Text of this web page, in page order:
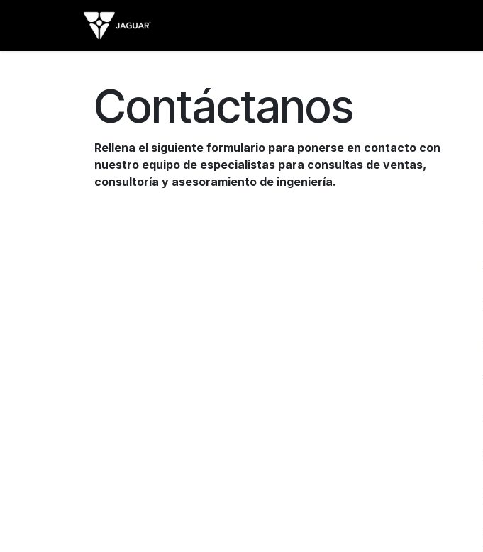
Contáctanos
Rellena el siguiente formulario para ponerse en contacto con
nuestro equipo de especialistas para consultas de ventas,
consultoría y asesoramiento de ingeniería.